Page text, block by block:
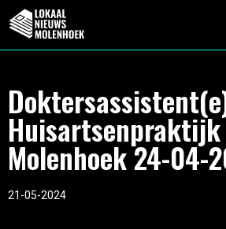
Huisartsenpraktijk
Molenhoek 24-04-
21-05-2024